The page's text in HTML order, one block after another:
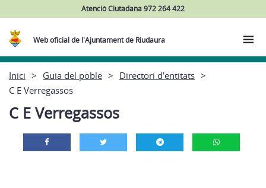
Atenció Ciutadana 972 264 422
Web oficial de l'Ajuntament de Riudaura
Inici Guia del poble
Directori d’entitats
C E Verregassos
C E Verregassos